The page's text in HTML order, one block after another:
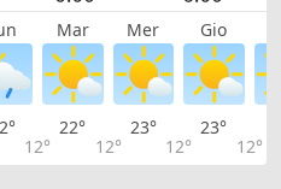
Mar Mer Gio
12°
22°
12°
23°
12°
23°
12°